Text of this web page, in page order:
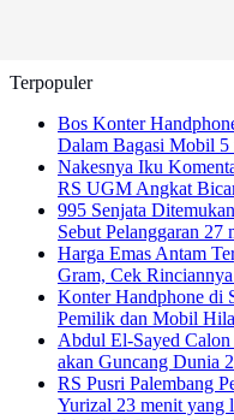
Terpopuler
Bos Konter
Dalam Bagasi Mobil 5
Nakesnya Iku
RS UGM Angkat
995 Senjata
Sebut Pelanggaran 27
Harga Emas Antam
Gram, Cek Rinciannya
Konter Handphone di
Pemilik dan Mobil
Abdul El-Sayed
akan Guncang Dunia
RS Pusri Palembang
Yurizal 23 menit yang